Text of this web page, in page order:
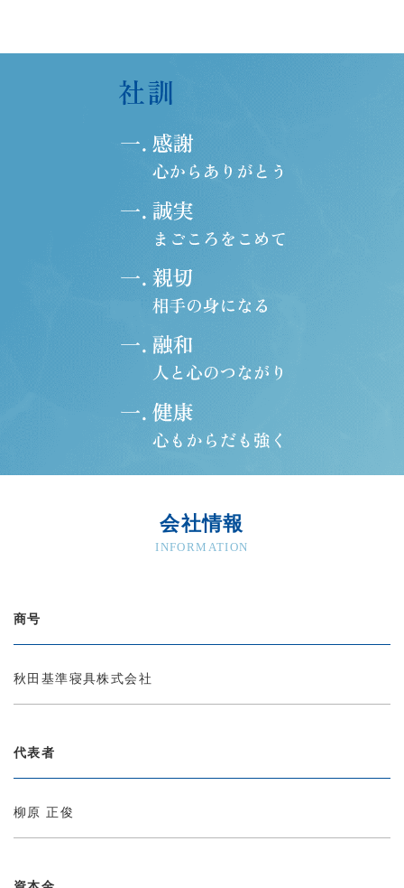
会社情報
INFORMATION
商号
秋田基準寝具株式会社
代表者
柳原 正俊